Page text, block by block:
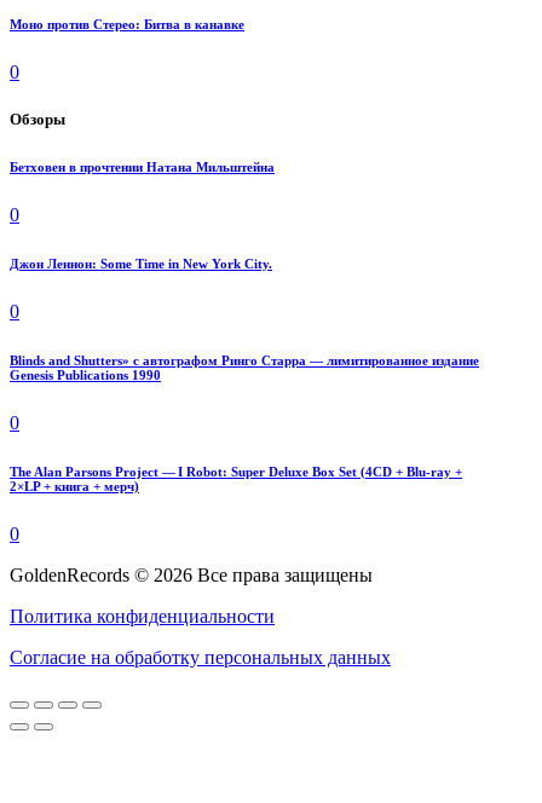
Моно против Стерео: Битва в канавке
0
Обзоры
Бетховен в прочтении Натана Мильштейна
0
Джон Леннон: Some Time in New York City.
0
Blinds and Shutters» с автографом Ринго Старра — лимитированное издание
Genesis Publications 1990
0
The Alan Parsons Project — I Robot: Super Deluxe Box Set (4CD + Blu-ray +
2×LP + книга + мерч)
0
GoldenRecords © 2026 Все права защищены
Политика конфиденциальности
Согласие на обработку персональных данных